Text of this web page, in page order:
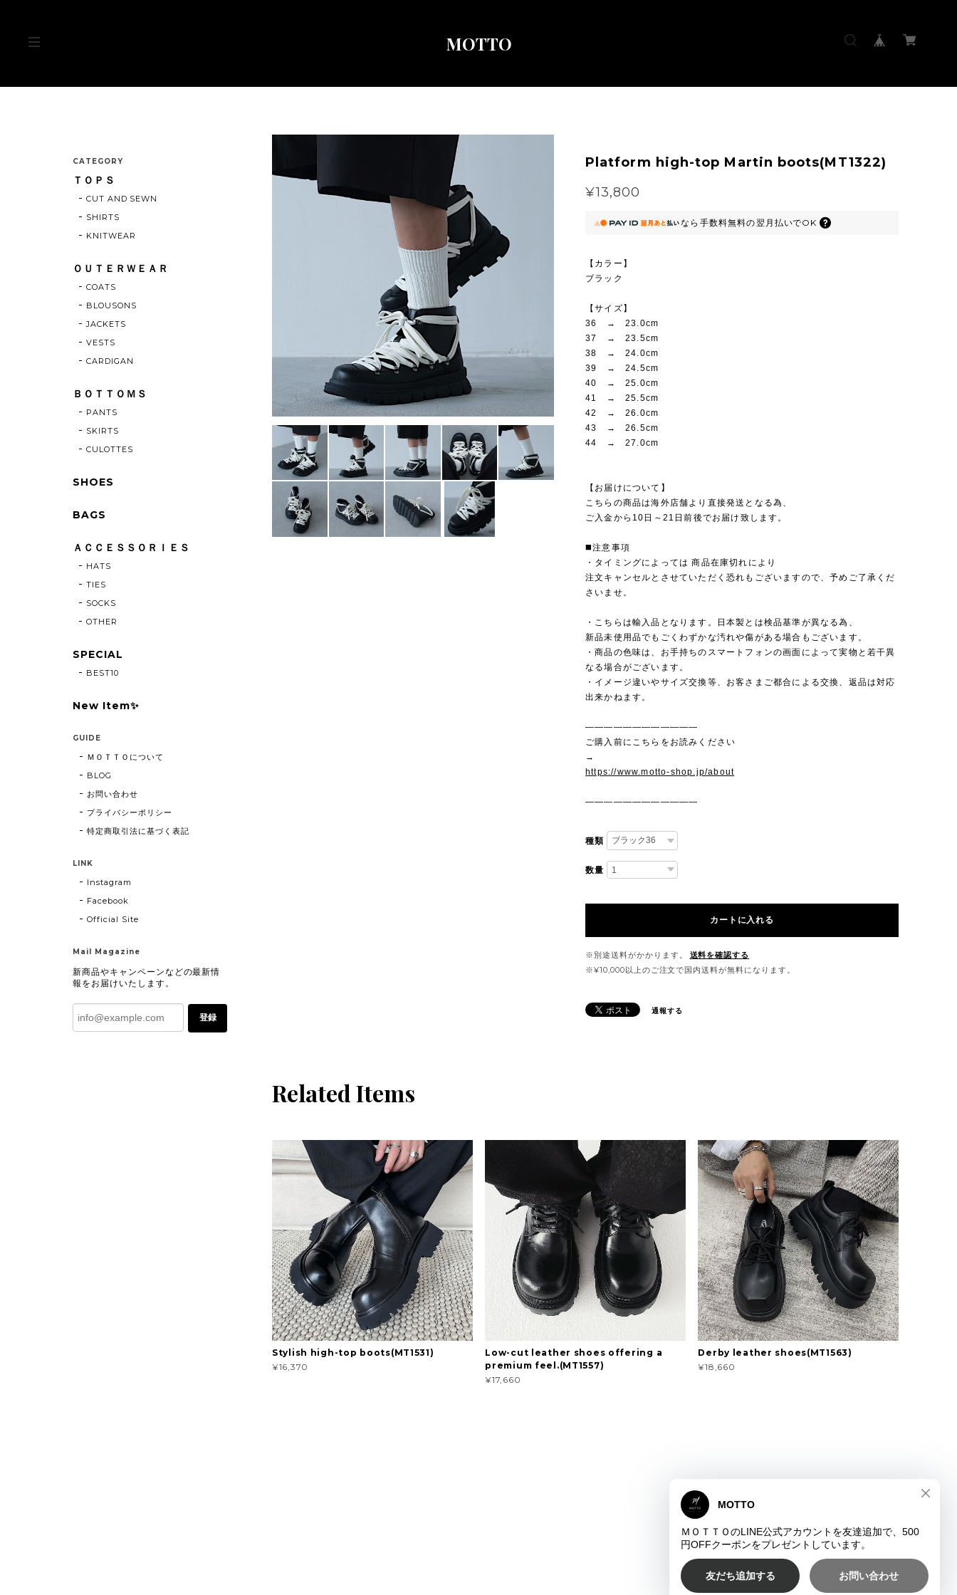
MOTTO
Platform high-top Martin boots(MT1322)
¥13,800
なら 手数料無料の翌月払いでOK
【カラー】
ブラック
【サイズ】
36 → 23.0cm
37 → 23.5cm
38 → 24.0cm
39 → 24.5cm
40 → 25.0cm
41 → 25.5cm
42 → 26.0cm
43 → 26.5cm
44 → 27.0cm
【お届けについて】
こちらの商品は海外店舗より直接発送となる為、
ご入金から10日～21日前後でお届け致します。
◼️注意事項
・タイミングによっては 商品在庫切れにより
注文キャンセルとさせていただく恐れもございますので、予めご了承くだ
さいませ。
・こちらは輸入品となります。日本製とは検品基準が異なる為、
新品未使用品でもごくわずかな汚れや傷がある場合もございます。
・商品の色味は、お手持ちのスマートフォンの画面によって実物と若干異
なる場合がございます。
・イメージ違いやサイズ交換等、お客さまご都合による交換、返品は対応
出来かねます。
————————————
ご購入前にこちらをお読みください
→
https://www.motto-shop.jp/about
————————————
種類
数量
カートに入れる
※別途送料がかかります。
送料を確認する
※¥10,000以上のご注文で国内送料が無料になります。
通報する
Related Items
Stylish high-top boots(MT1531)
¥16,370
Low-cut leather shoes offering a
premium feel.(MT1557)
¥17,660
Derby leather shoes(MT1563)
¥18,660
CATEGORY
ＴＯＰＳ
CUT AND SEWN
SHIRTS
KNITWEAR
ＯＵＴＥＲＷＥＡＲ
COATS
BLOUSONS
JACKETS
VESTS
CARDIGAN
ＢＯＴＴＯＭＳ
PANTS
SKIRTS
CULOTTES
SHOES
BAGS
ＡＣＣＥＳＳＯＲＩＥＳ
HATS
TIES
SOCKS
OTHER
SPECIAL
BEST10
New Item✨
GUIDE
ＭＯＴＴＯについて
BLOG
お問い合わせ
プライバシーポリシー
特定商取引法に基づく表記
LINK
Instagram
Facebook
Official Site
Mail Magazine
新商品やキャンペーンなどの最新情
報をお届けいたします。
登録